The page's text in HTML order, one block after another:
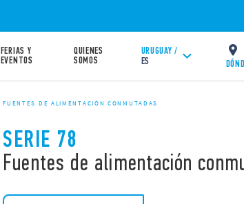
FERIAS Y
EVENTOS
QUIENES
SOMOS
URUGUAY /
ES
FUENTES DE ALIMENTACIÓN CONMUTADAS
SERIE 78
Fuentes de alimentación